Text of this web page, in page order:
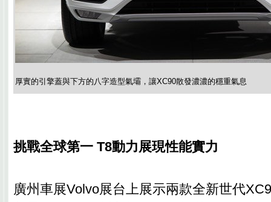
厚實的引擎蓋與下方的八字造型氣壩，讓XC90散發濃濃的穩重氣息
挑戰全球第一 T8動力展現性能實力
廣州車展Volvo展台上展示兩款全新世代